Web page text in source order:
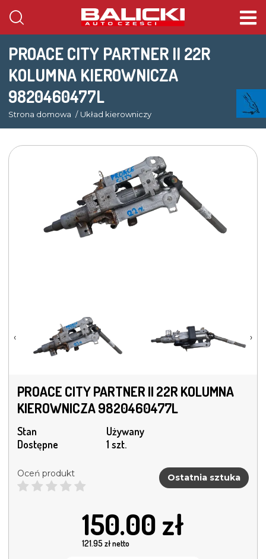
PROACE CITY PARTNER II 22R
KOLUMNA KIEROWNICZA
9820460477L
Strona domowa Układ kierowniczy
‹ ›
PROACE CITY PARTNER II 22R KOLUMNA
KIEROWNICZA 9820460477L
Stan
Używany
Dostępne
1 szt.
Oceń produkt Ostatnia sztuka
150.00 zł
121.95zł netto